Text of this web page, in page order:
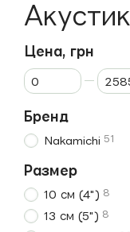
Цена, грн
От Цена, грн
До Цена, грн
Бренд
Nakamichi 51
Размер
10 см (4") 8
13 см (5") 8